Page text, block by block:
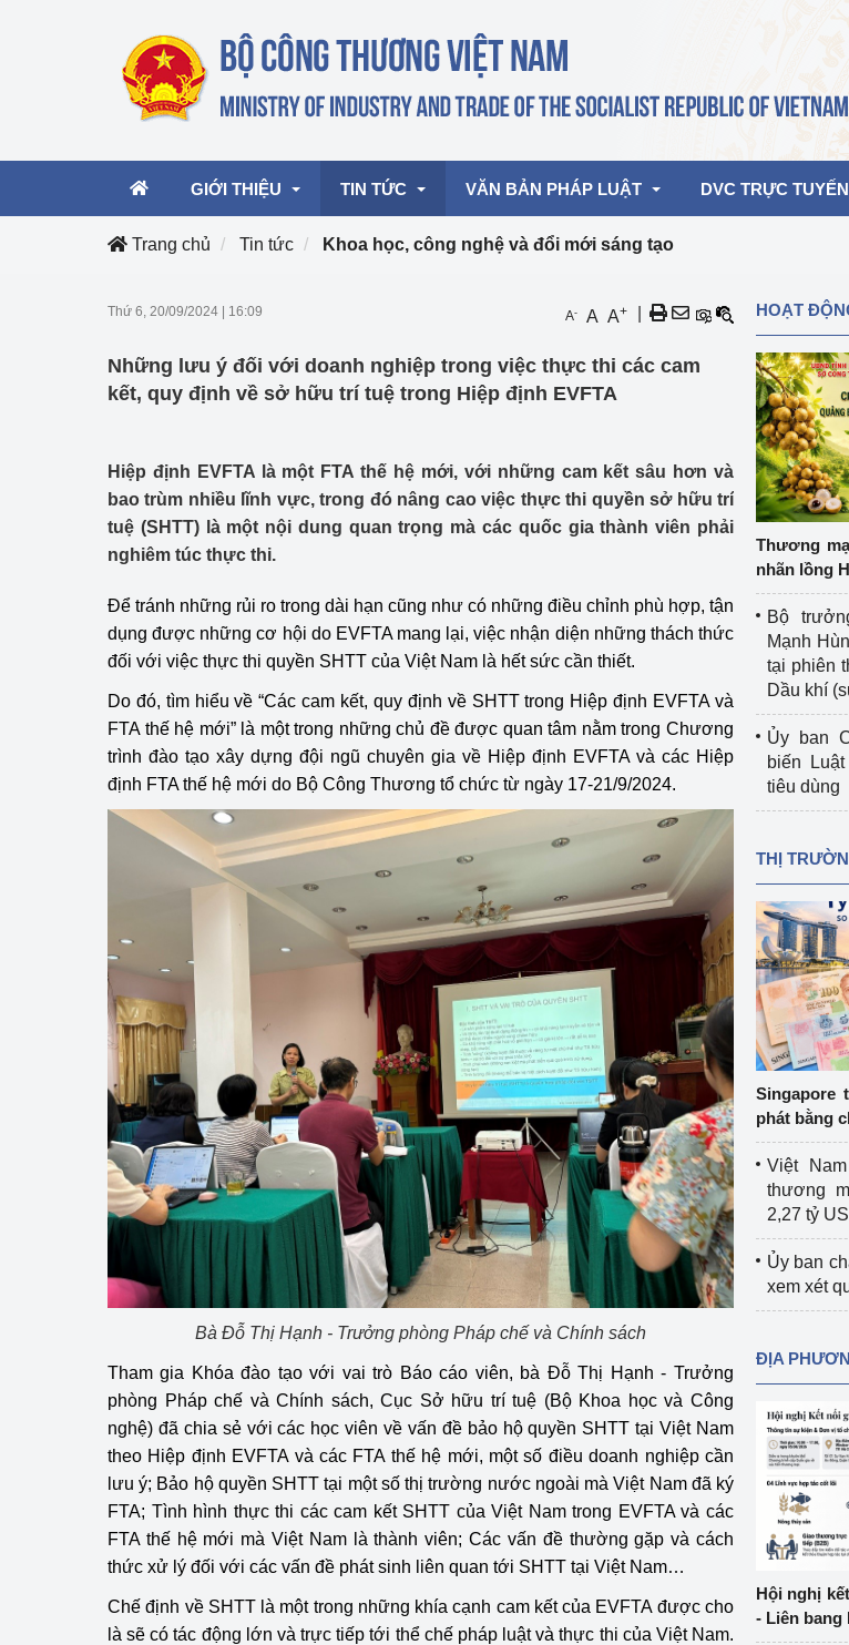
GIỚI THIỆU
Cơ cấu tổ chức
TIN TỨC
Hoạt động của Lãnh đạo Bộ
mại, Dịch vụ Việt Nam 2026
Hoạt động của Bộ trưởng
Công Thương - Công luận
Họp báo
Điểm báo
Lịch sử phát triển
Bản tin Thị trường Nông Lâm Thủy sản
Phát triển nguồn nhân lực
Phát triển bền vững
Tổ chức kiểm định
Tổ chức kiểm định kỹ thuật an toàn lao
động thuộc thẩm quyền quản lý của
Bộ Công Thương
Tổ chức được cấp GCN đăng ký, hoạt
động kiểm định thiết bị, dụng cụ điện
làm việc ở môi trường không có nguy
hiểm khí, bụi nổ
Cơ sở sản xuất, sửa chữa chai chứa
LPG
Tổ chức huấn luyện, bồi dưỡng
nghiệp vụ kiểm định kỹ thuật an toàn
lao động
Văn hóa ngành Công Thương
Tái cơ cấu ngành Công Thương
Quản lý thị trường
Sử dụng năng lượng tiết kiệm và
hiệu quả
Hiệu quả năng lượng
Khoa học, công nghệ và đổi mới sáng
tạo
Thông báo
Bảo vệ môi trường Video bảo vệ môi trường
Album ảnh bảo vệ môi trường
Văn bản về môi trường
Đọc báo giúp bạn
Bảo vệ nền tảng tư tưởng của Đảng
Doanh nghiệp - Người dân
Xúc tiến thương mại Khu vực miền Bắc
Khu vực miền Trung
Khu vực miền Nam
Thị trường nước ngoàiHiệp định EVFTA
Thị trường châu Á – châu Phi
Thị trường châu Âu – châu Mỹ
Thị trường trong nước
Ngành Công Thương đưa nghị quyết
Đại hội XIV của Đảng vào cuộc sống
Phát triển công nghiệpCông nghiệp nền tảng
Sản xuất công nghiệp
VĂN BẢN PHÁP LUẬT
Văn bản hợp nhất
DVC TRỰC TUYẾN
Trang chủ Tin tức Khoa học, công nghệ và đổi mới sáng tạo
Thứ 6, 20/09/2024 16:09 A- A A+
Những lưu ý đối với doanh nghiệp trong việc thực thi các cam
kết, quy định về sở hữu trí tuệ trong Hiệp định EVFTA
Hiệp định EVFTA là một FTA thế hệ mới, với những cam kết sâu hơn và
bao trùm nhiều lĩnh vực, trong đó nâng cao việc thực thi quyền sở hữu trí
tuệ (SHTT) là một nội dung quan trọng mà các quốc gia thành viên phải
nghiêm túc thực thi.
Để tránh những rủi ro trong dài hạn cũng như có những điều chỉnh phù hợp, tận
dụng được những cơ hội do EVFTA mang lại, việc nhận diện những thách thức
đối với việc thực thi quyền SHTT của Việt Nam là hết sức cần thiết.
Do đó, tìm hiểu về “Các cam kết, quy định về SHTT trong Hiệp định EVFTA và
FTA thế hệ mới” là một trong những chủ đề được quan tâm nằm trong Chương
trình đào tạo xây dựng đội ngũ chuyên gia về Hiệp định EVFTA và các Hiệp
định FTA thế hệ mới do Bộ Công Thương tổ chức từ ngày 17-21/9/2024.
Bà Đỗ Thị Hạnh - Trưởng phòng Pháp chế và Chính sách
Tham gia Khóa đào tạo với vai trò Báo cáo viên, bà Đỗ Thị Hạnh - Trưởng
phòng Pháp chế và Chính sách, Cục Sở hữu trí tuệ (Bộ Khoa học và Công
nghệ) đã chia sẻ với các học viên về vấn đề bảo hộ quyền SHTT tại Việt Nam
theo Hiệp định EVFTA và các FTA thế hệ mới, một số điều doanh nghiệp cần
lưu ý; Bảo hộ quyền SHTT tại một số thị trường nước ngoài mà Việt Nam đã ký
FTA; Tình hình thực thi các cam kết SHTT của Việt Nam trong EVFTA và các
FTA thế hệ mới mà Việt Nam là thành viên; Các vấn đề thường gặp và cách
thức xử lý đối với các vấn đề phát sinh liên quan tới SHTT tại Việt Nam…
Chế định về SHTT là một trong những khía cạnh cam kết của EVFTA được cho
là sẽ có tác động lớn và trực tiếp tới thể chế pháp luật và thực thi của Việt Nam.
HOẠT
Thương
nhãn lồng
Bộ
Mạnh
tại phiên
Dầu khí
Ủy ban
biến
tiêu dùng
THỊ
Singapore
phát bằng
Việt
thương
2,27 tỷ
Ủy ban
xem xét
ĐỊA
Hội nghị
- Liên bang